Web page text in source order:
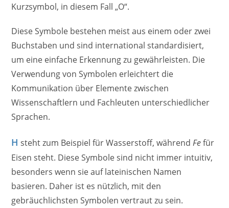
Kurzsymbol, in diesem Fall „O“.
Diese Symbole bestehen meist aus einem oder zwei
Buchstaben und sind international standardisiert,
um eine einfache Erkennung zu gewährleisten. Die
Verwendung von Symbolen erleichtert die
Kommunikation über Elemente zwischen
Wissenschaftlern und Fachleuten unterschiedlicher
Sprachen.
H steht zum Beispiel für Wasserstoff, währendFefür
Eisen steht. Diese Symbole sind nicht immer intuitiv,
besonders wenn sie auf lateinischen Namen
basieren. Daher ist es nützlich, mit den
gebräuchlichsten Symbolen vertraut zu sein.